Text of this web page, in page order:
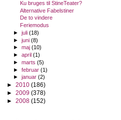
Ku bruges til StineTeater?
Alternative Fabelstiner
De to vindere
Feriemodus
►juli(18)
►juni(8)
►maj(10)
►april(1)
►marts(5)
►februar(1)
►januar(2)
► 2010 (186)
► 2009 (378)
► 2008 (152)